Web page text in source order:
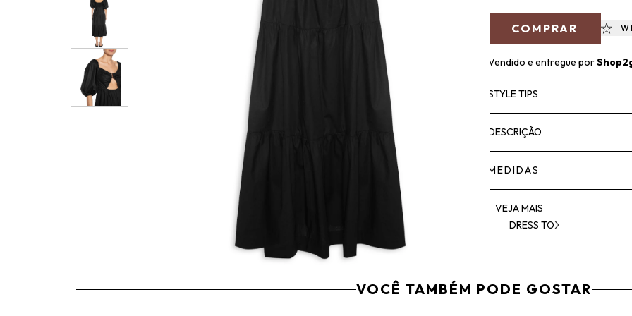
COMPRAR
Vendido e entregue por
STYLE TIPS
DESCRIÇÃO
MEDIDAS
VEJA MAIS
DRESS TO
VOCÊ TAMBÉM PODE GOSTAR